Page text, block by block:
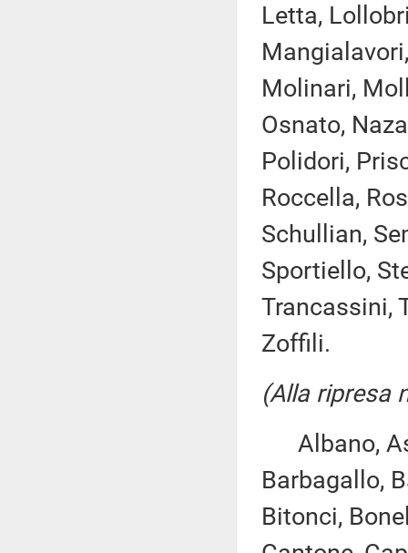
Letta,
Molinari,
Osnato,
Polidori,
Roccella,
Schullian,
Sportiello,
Trancassini,
Zoffili.
(Alla ripresa
Albano,
Barbagallo,
Bitonci,